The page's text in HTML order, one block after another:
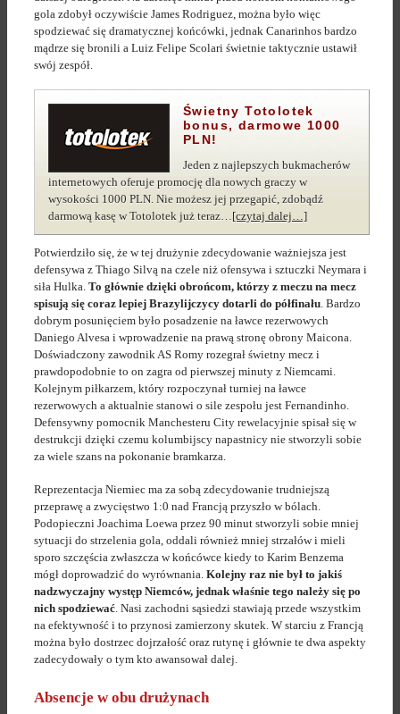
gola zdobył oczywiście James Rodriguez, można było więc
spodziewać się dramatycznej końcówki, jednak Canarinhos bardzo
mądrze się bronili a Luiz Felipe Scolari świetnie taktycznie ustawił
swój zespół.
Świetny Totolotek
bonus, darmowe 1000
PLN!
Jeden z najlepszych bukmacherów
internetowych oferuje promocję dla nowych graczy w
wysokości 1000 PLN. Nie możesz jej przegapić, zdobądź
darmową kasę w Totolotek już teraz…[czytaj dalej…]
Potwierdziło się, że w tej drużynie zdecydowanie ważniejsza jest
defensywa z Thiago Silvą na czele niż ofensywa i sztuczki Neymara i
siła Hulka. To głównie dzięki obrońcom, którzy z meczu na mecz
spisują się coraz lepiej Brazylijczycy dotarli do półfinału. Bardzo
dobrym posunięciem było posadzenie na ławce rezerwowych
Daniego Alvesa i wprowadzenie na prawą stronę obrony Maicona.
Doświadczony zawodnik AS Romy rozegrał świetny mecz i
prawdopodobnie to on zagra od pierwszej minuty z Niemcami.
Kolejnym piłkarzem, który rozpoczynał turniej na ławce
rezerwowych a aktualnie stanowi o sile zespołu jest Fernandinho.
Defensywny pomocnik Manchesteru City rewelacyjnie spisał się w
destrukcji dzięki czemu kolumbijscy napastnicy nie stworzyli sobie
za wiele szans na pokonanie bramkarza.
Reprezentacja Niemiec ma za sobą zdecydowanie trudniejszą
przeprawę a zwycięstwo 1:0 nad Francją przyszło w bólach.
Podopieczni Joachima Loewa przez 90 minut stworzyli sobie mniej
sytuacji do strzelenia gola, oddali również mniej strzałów i mieli
sporo szczęścia zwłaszcza w końcówce kiedy to Karim Benzema
mógł doprowadzić do wyrównania. Kolejny raz nie był to jakiś
nadzwyczajny występ Niemców, jednak właśnie tego należy się po
nich spodziewać. Nasi zachodni sąsiedzi stawiają przede wszystkim
na efektywność i to przynosi zamierzony skutek. W starciu z Francją
można było dostrzec dojrzałość oraz rutynę i głównie te dwa aspekty
zadecydowały o tym kto awansował dalej.
Absencje w obu drużynach